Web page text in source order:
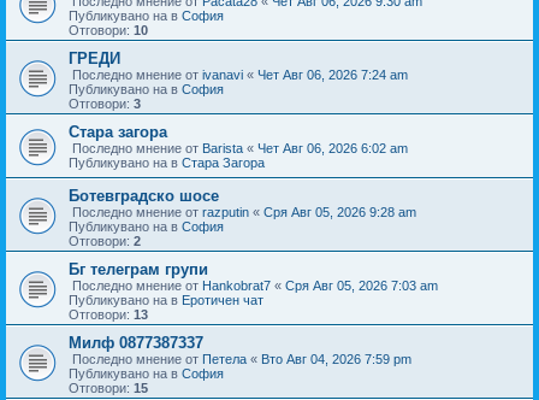
Публикувано на в София
Отговори: 10
ГРЕДИ
Последно мнение от ivanavi « Чет Авг 06, 2026 7:24 am
Публикувано на в София
Отговори: 3
Стара загора
Последно мнение от Barista « Чет Авг 06, 2026 6:02 am
Публикувано на в Стара Загора
Ботевградско шосе
Последно мнение от razputin « Сря Авг 05, 2026 9:28 am
Публикувано на в София
Отговори: 2
Бг телеграм групи
Последно мнение от Hankobrat7 « Сря Авг 05, 2026 7:03 am
Публикувано на в Еротичен чат
Отговори: 13
Милф 0877387337
Последно мнение от Петела « Вто Авг 04, 2026 7:59 pm
Публикувано на в София
Отговори: 15